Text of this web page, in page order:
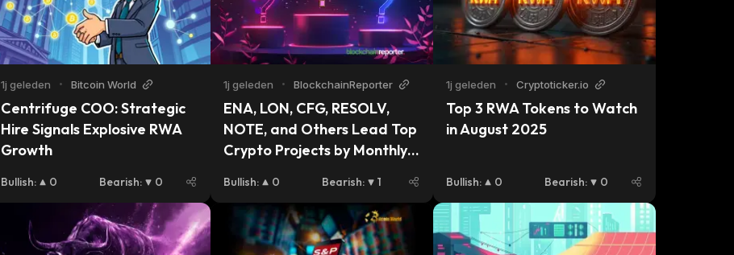
1j geleden • Bitcoin World
Centrifuge COO: Strategic
Hire Signals Explosive RWA
Growth
Bullish: 0 Bearish: 0
1j geleden • BlockchainReporter
ENA, LON, CFG, RESOLV,
NOTE, and Others Lead Top
Crypto Projects by Monthly
Bullish: 0 Bearish: 1
1j geleden • Cryptoticker.io
Top 3 RWA Tokens to Watch
in August 2025
Bullish: 0 Bearish: 0